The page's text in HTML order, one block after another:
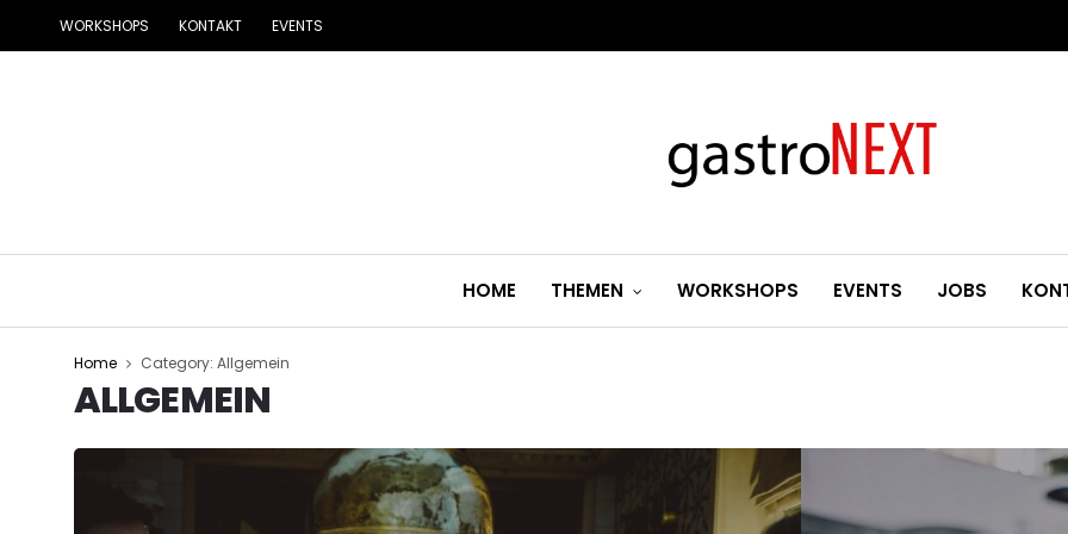
WORKSHOPS KONTAKT EVENTS
HOME THEMEN WORKSHOPS EVENTS JOBS
Home Category: Allgemein
ALLGEMEIN